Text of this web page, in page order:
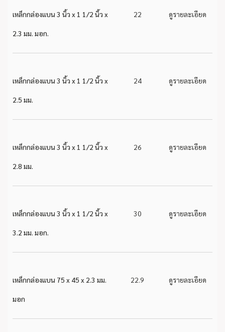
เหล็กกล่องแบน 3 นิ้ว x 1 1/2 นิ้ว x
2.3 มม. มอก.
22 ดูรายละเอียด
เหล็กกล่องแบน 3 นิ้ว x 1 1/2 นิ้ว x
2.5 มม.
24 ดูรายละเอียด
เหล็กกล่องแบน 3 นิ้ว x 1 1/2 นิ้ว x
2.8 มม.
26 ดูรายละเอียด
เหล็กกล่องแบน 3 นิ้ว x 1 1/2 นิ้ว x
3.2 มม. มอก.
30 ดูรายละเอียด
เหล็กกล่องแบน 75 x 45 x 2.3 มม.
มอก
22.9 ดูรายละเอียด